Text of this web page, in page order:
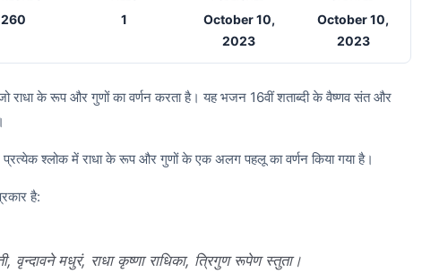
1
October 10,
2023
October 10,
2023
के रूप और गुणों का वर्णन करता है। यह भजन 16वीं शताब्दी के वैष्णव संत और
श्लोक में राधा के रूप और गुणों के एक अलग पहलू का वर्णन किया गया है।
है:
वृन्दावने मधुरं, राधा कृष्णा राधिका, त्रिगुण रूपेण स्तुता।